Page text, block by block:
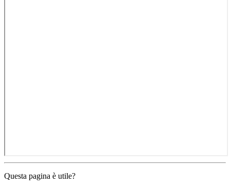
Questa pagina è utile?